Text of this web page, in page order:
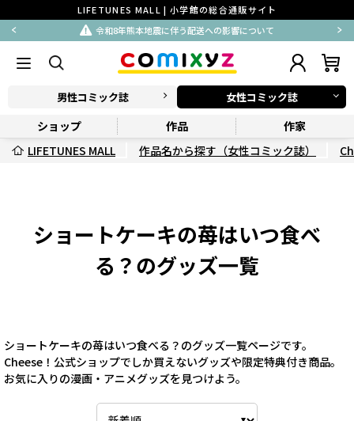
LIFETUNES MALL | 小学館の総合通販サイト
令和8年熊本地震に伴う配送への影響について
男性コミック誌 女性コミック誌
ショップ 作品
作家
LIFETUNES MALL
作品名から探す（女性コミック誌）
ショートケーキの苺はいつ食べ
る？のグッズ一覧
ショートケーキの苺はいつ食べる？のグッズ一覧ページです。
Cheese！公式ショップでしか買えないグッズや限定特典付き商品。
お気に入りの漫画・アニメグッズを見つけよう。